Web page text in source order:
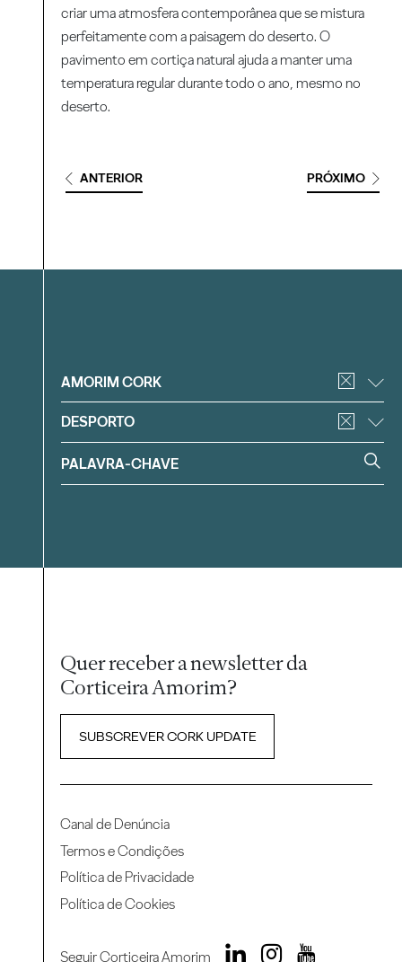
criar uma atmosfera contemporânea que se mistura
perfeitamente com a paisagem do deserto. O
pavimento em cortiça natural ajuda a manter uma
temperatura regular durante todo o ano, mesmo no
deserto.
ANTERIOR PRÓXIMO
Filtrar
AMORIM CORK
DESPORTO
Quer receber a newsletter da
Corticeira Amorim?
SUBSCREVER CORK UPDATE
Canal de Denúncia
Termos e Condições
Política de Privacidade
Política de Cookies
Seguir Corticeira Amorim